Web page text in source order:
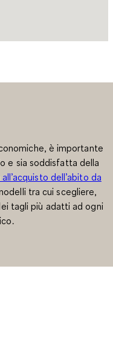
è importante
e sia soddisfatta della
dell’abito da
tra cui scegliere,
tagli più adatti ad ogni